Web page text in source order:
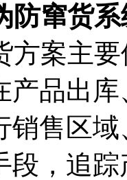
防窜货
案主要
产品出
销售区
段，追